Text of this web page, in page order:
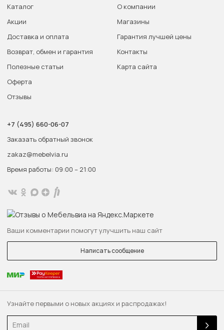
Узнайте первыми о новых акциях и распродажах!
Email
Каталог
Акции
Доставка и оплата
Возврат, обмен и гарантия
Полезные статьи
Оферта
Отзывы
О компании
Магазины
Гарантия лучшей цены
Контакты
Карта сайта
+7 (495) 660-06-07
Заказать обратный звонок
zakaz@mebelvia.ru
Время работы: 09:00 – 21:00
Ваши комментарии помогут улучшить наш сайт
Написать сообщение